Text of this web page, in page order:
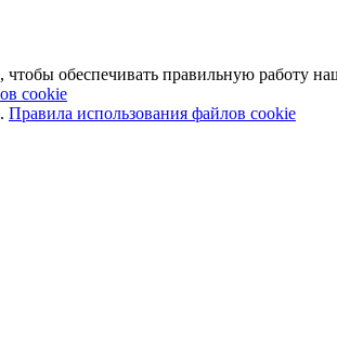
обеспечивать правильную работу
cookie
Правила использования файлов cookie